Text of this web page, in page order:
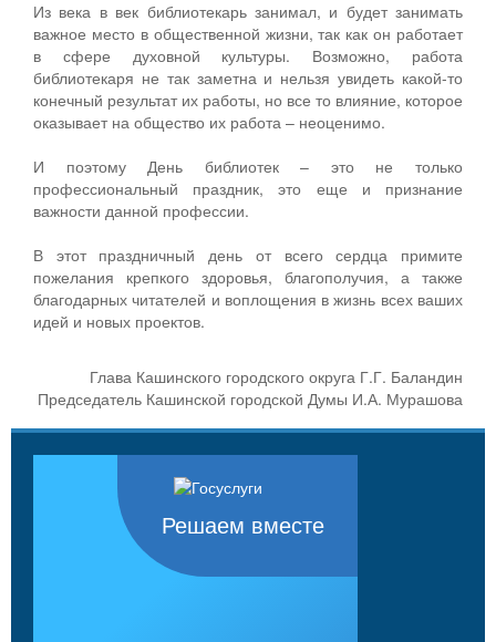
Из века в век библиотекарь занимал, и будет занимать
важное место в общественной жизни, так как он работает
в сфере духовной культуры. Возможно, работа
библиотекаря не так заметна и нельзя увидеть какой-то
конечный результат их работы, но все то влияние, которое
оказывает на общество их работа – неоценимо.
И поэтому День библиотек – это не только
профессиональный праздник, это еще и признание
важности данной профессии.
В этот праздничный день от всего сердца примите
пожелания крепкого здоровья, благополучия, а также
благодарных читателей и воплощения в жизнь всех ваших
идей и новых проектов.
Глава Кашинского городского округа Г.Г. Баландин
Председатель Кашинской городской Думы И.А. Мурашова
Решаем вместе